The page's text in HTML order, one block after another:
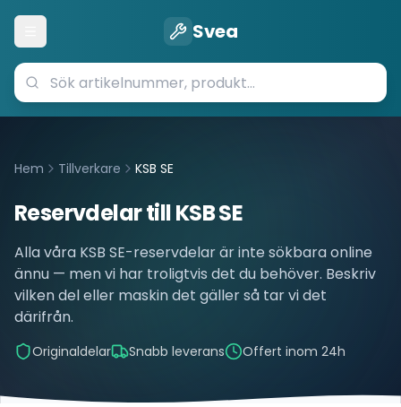
Öppna meny Svea
Hem Tillverkare KSB SE
Reservdelar tillKSB SE
Alla våra KSB SE-reservdelar är inte sökbara online
ännu — men vi har troligtvis det du behöver. Beskriv
vilken del eller maskin det gäller så tar vi det
därifrån.
Originaldelar Snabb leverans Offert inom 24h